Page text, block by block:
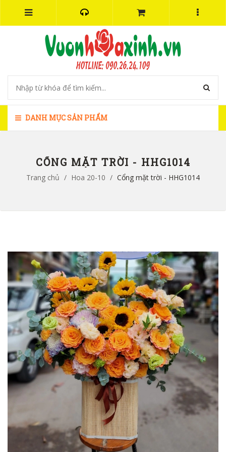
DANH MỤC SẢN PHẨM
CỔNG MẶT TRỜI - HHG1014
Trang chủ / Hoa 20-10 / Cổng mặt trời - HHG1014